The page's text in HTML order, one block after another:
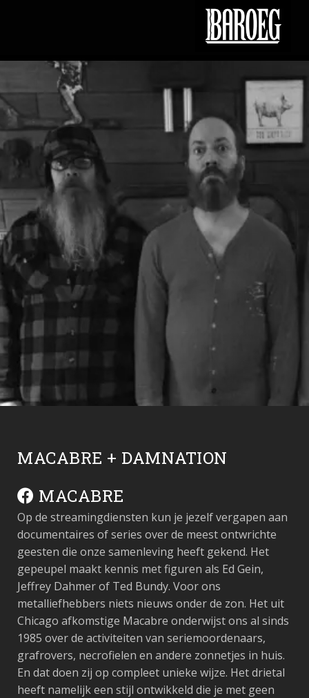
MACABRE + DAMNATION
MACABRE
Op de streamingdiensten kun je jezelf vergapen aan
documentaires of series over de meest ontwrichte
geesten die onze samenleving heeft gekend. Het
gepeupel maakt kennis met figuren als Ed Gein,
Jeffrey Dahmer of Ted Bundy. Voor ons
metalliefhebbers niets nieuws onder de zon. Het uit
Chicago afkomstige Macabre onderwijst ons al sinds
1985 over de activiteiten van seriemoordenaars,
grafrovers, necrofielen en andere zonnetjes in huis.
En dat doen zij op compleet unieke wijze. Het drietal
heeft namelijk een stijl ontwikkeld die je met geen